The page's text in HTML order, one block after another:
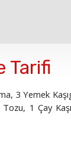
Tarifi
3 Yemek
1 Çay